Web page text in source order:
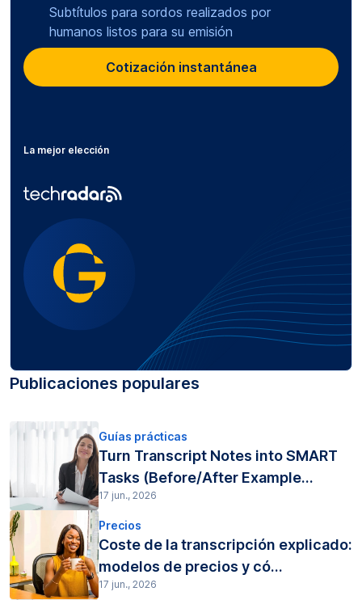
Subtítulos para sordos realizados por
humanos listos para su emisión
Cotización instantánea
La mejor elección
Publicaciones populares
Guías prácticas
Turn Transcript Notes into SMART
Tasks (Before/After Example...
17 jun., 2026
Precios
Coste de la transcripción explicado:
modelos de precios y có...
17 jun., 2026